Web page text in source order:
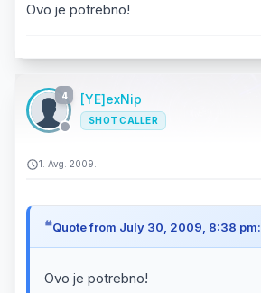
Ovo je potrebno!
4 [YE]exNip
SHOT CALLER
1. Avg. 2009.
Quote from July 30, 2009, 8:38 pm:
Ovo je potrebno!